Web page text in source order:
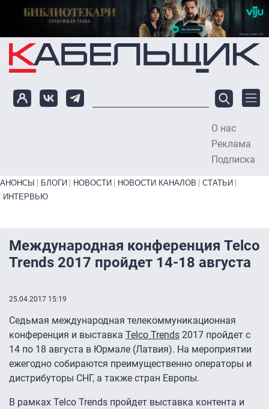
Перейти к основному содержанию
О нас
Реклама
Подписка
Primary links bottom
АНОНСЫ БЛОГИ НОВОСТИ НОВОСТИ КАНАЛОВ
СТАТЬИ
ИНТЕРВЬЮ
Международная конференция Telco
Trends 2017 пройдет 14-18 августа
25.04.2017 15:19
Седьмая международная телекоммуникационная
конференция и выставка Telco Trends 2017 пройдет с
14 по 18 августа в Юрмале (Латвия). На мероприятии
ежегодно собираются преимущественно операторы и
дистрибуторы СНГ, а также стран Европы.
В рамках Telco Trends пройдет выставка контента и